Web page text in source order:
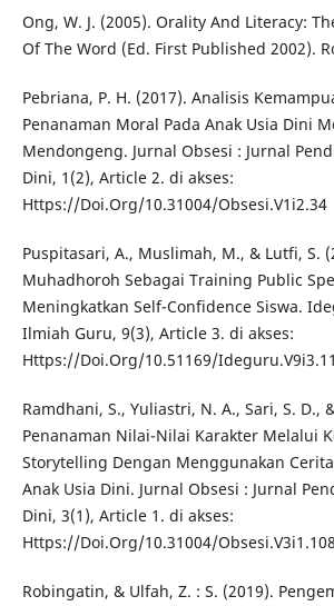
Ong, W. J. (2005). Orality And Literacy:
Of The Word (Ed. First Published 2002).
Pebriana, P. H. (2017). Analisis
Penanaman Moral Pada Anak Usia Dini
Mendongeng. Jurnal Obsesi : Jurnal
Dini, 1(2), Article 2. di akses:
Https://Doi.Org/10.31004/Obsesi.V1i2.34
Puspitasari, A., Muslimah, M., & Lutfi, S.
Muhadhoroh Sebagai Training Public
Meningkatkan Self-Confidence Siswa.
Ilmiah Guru, 9(3), Article 3. di akses:
Https://Doi.Org/10.51169/
Ramdhani, S., Yuliastri, N. A., Sari, S. D.,
Penanaman Nilai-Nilai Karakter Melalui
Storytelling Dengan Menggunakan Cerita
Anak Usia Dini. Jurnal Obsesi : Jurnal
Dini, 3(1), Article 1. di akses:
Https://Doi.Org/10.31004/Obsesi.V3i1.108
Robingatin, & Ulfah, Z. : S. (2019).